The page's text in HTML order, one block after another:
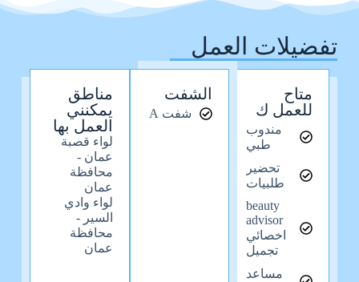
تفضيلات العمل
متاح
للعمل ك
مندوب
طبي
تحضير
طلبيات
beauty
advisor
اخصائي
تجميل
مساعد
الشفت
شفت A
مناطق
يمكنني
العمل بها
لواء قصبة
عمان -
محافظة
عمان
لواء وادي
السير -
محافظة
عمان